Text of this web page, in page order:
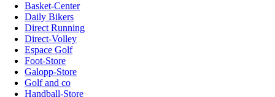
Basket-Center
Daily Bikers
Direct Running
Direct-Volley
Espace Golf
Foot-Store
Galopp-Store
Golf and co
Handball-Store